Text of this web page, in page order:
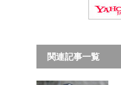
関連記事一覧